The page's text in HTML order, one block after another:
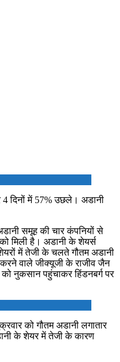
दिनों में 57% उछले। अडानी
समूह की चार कंपनियों से
मिली है। अडानी के शेयर्स
में तेजी के चलते गौतम अडानी
वाले जीक्यूजी के राजीव जैन
नुकसान पहुंचाकर हिंडनबर्ग पर
को गौतम अडानी लगातार
के शेयर में तेजी के कारण